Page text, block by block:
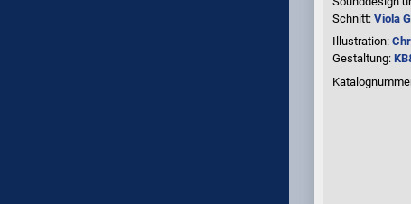
Schnitt:Viola
Illustration:
Gestaltung: